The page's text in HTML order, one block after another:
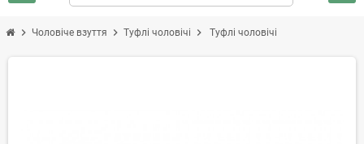
chevron_right Чоловіче взуття chevron_right Туфлі чоловічі chevron_right Туфлі чоловічі